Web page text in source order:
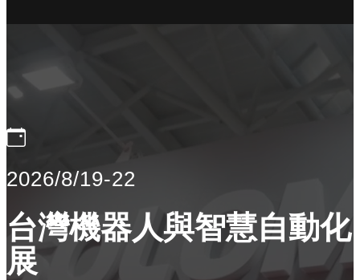
2026/8/19-22
台灣機器人與智慧自動化
展